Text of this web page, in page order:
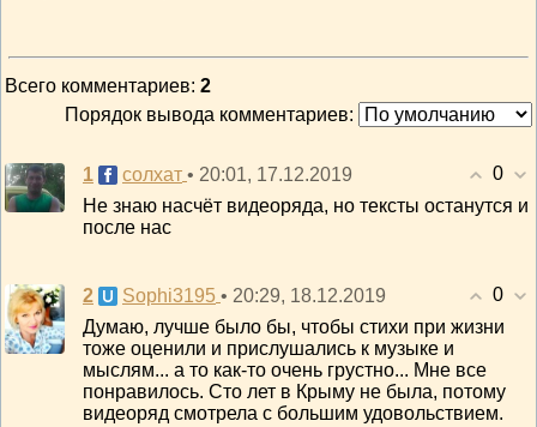
Всего комментариев: 2
Порядок вывода комментариев:
0
1 солхат • 20:01, 17.12.2019
Не знаю насчёт видеоряда, но тексты останутся и
после нас
0
2 Sophi3195 • 20:29, 18.12.2019
Думаю, лучше было бы, чтобы стихи при жизни
тоже оценили и прислушались к музыке и
мыслям... а то как-то очень грустно... Мне все
понравилось. Сто лет в Крыму не была, потому
видеоряд смотрела с большим удовольствием.